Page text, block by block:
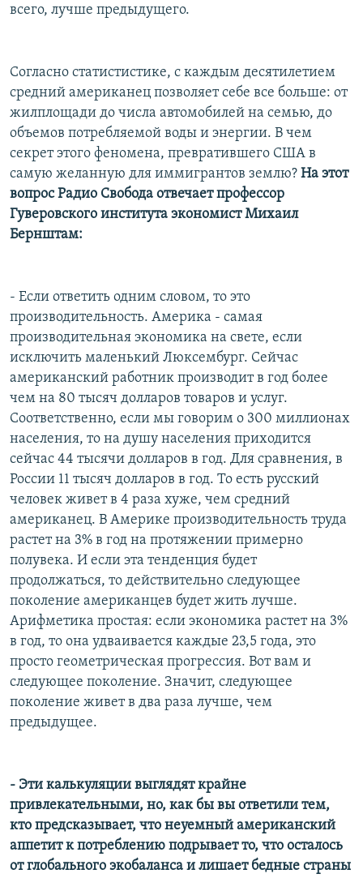
всего, лучше предыдущего.
Согласно статистистике, с каждым десятилетием
средний американец позволяет себе все больше: от
жилплощади до числа автомобилей на семью, до
объемов потребляемой воды и энергии. В чем
секрет этого феномена, превратившего США в
самую желанную для иммигрантов землю? На этот
вопрос Радио Свобода отвечает профессор
Гуверовского института экономист Михаил
Бернштам:
- Если ответить одним словом, то это
производительность. Америка - самая
производительная экономика на свете, если
исключить маленький Люксембург. Сейчас
американский работник производит в год более
чем на 80 тысяч долларов товаров и услуг.
Соответственно, если мы говорим о 300 миллионах
населения, то на душу населения приходится
сейчас 44 тысячи долларов в год. Для сравнения, в
России 11 тысяч долларов в год. То есть русский
человек живет в 4 раза хуже, чем средний
американец. В Америке производительность труда
растет на 3% в год на протяжении примерно
полувека. И если эта тенденция будет
продолжаться, то действительно следующее
поколение американцев будет жить лучше.
Арифметика простая: если экономика растет на 3%
в год, то она удваивается каждые 23,5 года, это
просто геометрическая прогрессия. Вот вам и
следующее поколение. Значит, следующее
поколение живет в два раза лучше, чем
предыдущее.
- Эти калькуляции выглядят крайне
привлекательными, но, как бы вы ответили тем,
кто предсказывает, что неуемный американский
аппетит к потреблению подрывает то, что осталось
от глобального экобаланса и лишает бедные страны